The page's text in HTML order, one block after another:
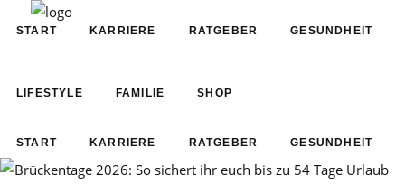
START KARRIERE RATGEBER GESUNDHEIT
START KARRIERE RATGEBER GESUNDHEIT
LIFESTYLE FAMILIE SHOP